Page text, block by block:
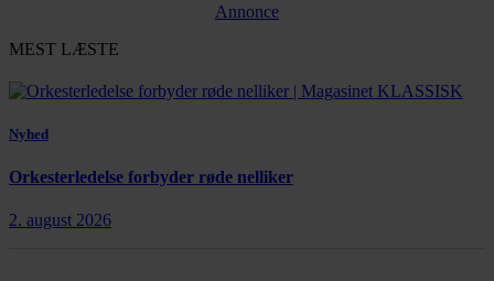
Annonce
MEST LÆSTE
Nyhed
Orkesterledelse forbyder røde nelliker
2. august 2026